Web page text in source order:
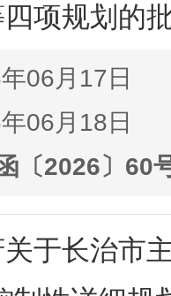
项规划的
06月17日
06月18日
〔2026〕60
于长治市